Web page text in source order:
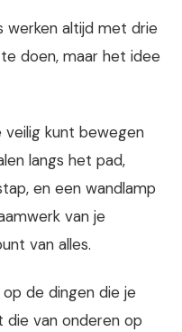
werken altijd met drie
doen, maar het idee
kunt bewegen
langs het pad,
en een wandlamp
van je
van alles.
de dingen die je
die van onderen op